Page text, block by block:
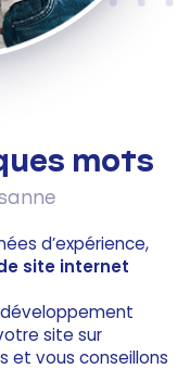
mots
d’expérience,
site internet
site sur
et vous conseillons